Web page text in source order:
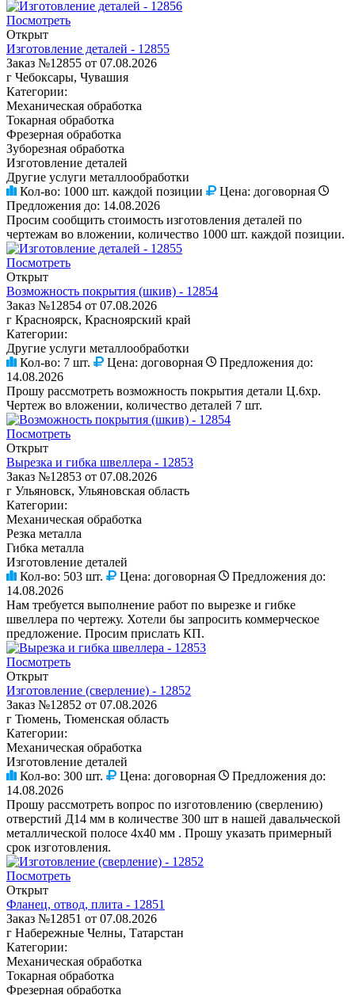
Посмотреть
Открыт
Изготовление деталей - 12855
Заказ №12855 от 07.08.2026
г Чебоксары, Чувашия
Категории:
Механическая обработка
Токарная обработка
Фрезерная обработка
Зуборезная обработка
Изготовление деталей
Другие услуги металлообработки
Кол-во: 1000 шт. каждой позиции Цена: договорная
Предложения до: 14.08.2026
Просим сообщить стоимость изготовления деталей по
чертежам во вложении, количество 1000 шт. каждой позиции.
Посмотреть
Открыт
Возможность покрытия (шкив) - 12854
Заказ №12854 от 07.08.2026
г Красноярск, Красноярский край
Категории:
Другие услуги металлообработки
Кол-во: 7 шт. Цена: договорная
Предложения до:
14.08.2026
Прошу рассмотреть возможность покрытия детали Ц.6хр.
Чертеж во вложении, количество деталей 7 шт.
Посмотреть
Открыт
Вырезка и гибка швеллера - 12853
Заказ №12853 от 07.08.2026
г Ульяновск, Ульяновская область
Категории:
Механическая обработка
Резка металла
Гибка металла
Изготовление деталей
Кол-во: 503 шт. Цена: договорная
Предложения до:
14.08.2026
Нам требуется выполнение работ по вырезке и гибке
швеллера по чертежу. Хотели бы запросить коммерческое
предложение. Просим прислать КП.
Посмотреть
Открыт
Изготовление (сверление) - 12852
Заказ №12852 от 07.08.2026
г Тюмень, Тюменская область
Категории:
Механическая обработка
Изготовление деталей
Кол-во: 300 шт. Цена: договорная
Предложения до:
14.08.2026
Прошу рассмотреть вопрос по изготовлению (сверлению)
отверстий Д14 мм в количестве 300 шт в нашей давальческой
металлической полосе 4х40 мм . Прошу указать примерный
срок изготовления.
Посмотреть
Открыт
Фланец, отвод, плита - 12851
Заказ №12851 от 07.08.2026
г Набережные Челны, Татарстан
Категории:
Механическая обработка
Токарная обработка
Фрезерная обработка